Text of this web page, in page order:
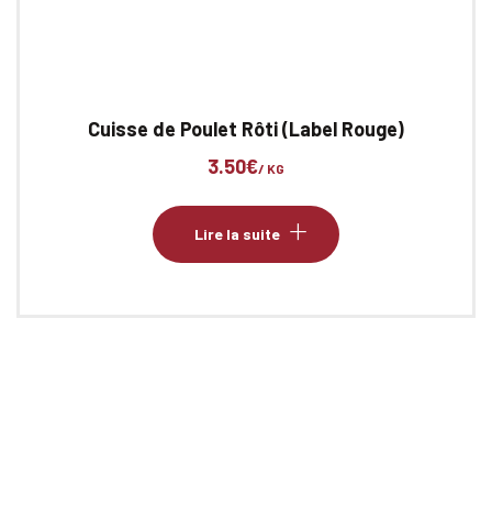
Cuisse de Poulet Rôti (Label Rouge)
3.50€/ KG
Lire la suite